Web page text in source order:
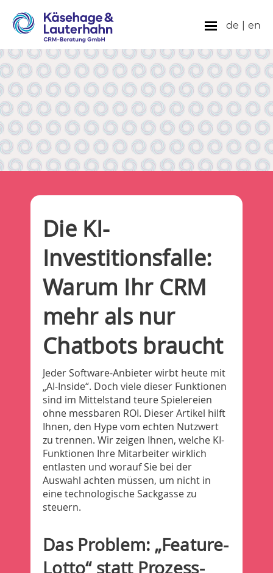
de en
Die KI-
Investitionsfalle:
Warum Ihr CRM
mehr als nur
Chatbots braucht
Jeder Software-Anbieter wirbt heute mit
„AI-Inside“. Doch viele dieser Funktionen
sind im Mittelstand teure Spielereien
ohne messbaren ROI. Dieser Artikel hilft
Ihnen, den Hype vom echten Nutzwert
zu trennen. Wir zeigen Ihnen, welche KI-
Funktionen Ihre Mitarbeiter wirklich
entlasten und worauf Sie bei der
Auswahl achten müssen, um nicht in
eine technologische Sackgasse zu
steuern.
Das Problem: „Feature-
Lotto“ statt Prozess-